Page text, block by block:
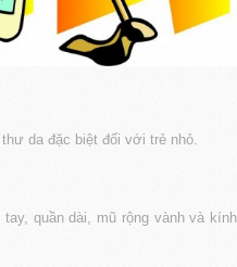
da đặc biệt đối với trẻ nhỏ.
quần dài, mũ rộng vành và kính